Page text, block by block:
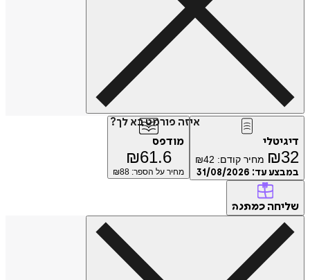
איזה פורמט בא לך?
₪ מחיר קודם: ₪42
עד:31/08/2026
מודפס
₪61.6
מחיר על הספר: ₪88
כמתנה